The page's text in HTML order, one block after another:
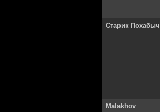
Старик Похабыч
Malakhov